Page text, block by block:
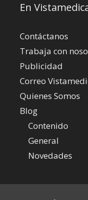
En
Contáctanos
Trabaja con
Publicidad
Correo
Quienes Somos
Blog
Contenido
General
Novedades